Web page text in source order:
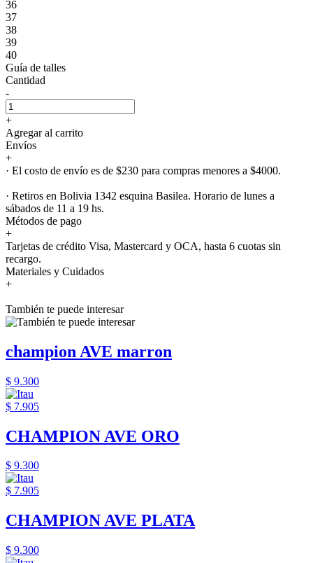
36
37
38
39
40
Guía de talles
Cantidad
-
+
Agregar al carrito
Envíos
+
· El costo de envío es de $230 para compras menores a $4000.
· Retiros en Bolivia 1342 esquina Basilea. Horario de lunes a
sábados de 11 a 19 hs.
Métodos de pago
+
Tarjetas de crédito Visa, Mastercard y OCA, hasta 6 cuotas sin
recargo.
Materiales y Cuidados
+
También te puede interesar
champion AVE marron
$ 9.300
$ 7.905
CHAMPION AVE ORO
$ 9.300
$ 7.905
CHAMPION AVE PLATA
$ 9.300